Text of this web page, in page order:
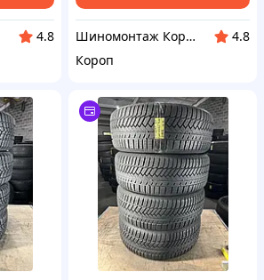
4.8
Шиномонтаж Короп
4.8
Короп